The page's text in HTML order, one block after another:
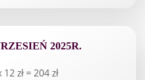
2025R.
zł = 204 zł